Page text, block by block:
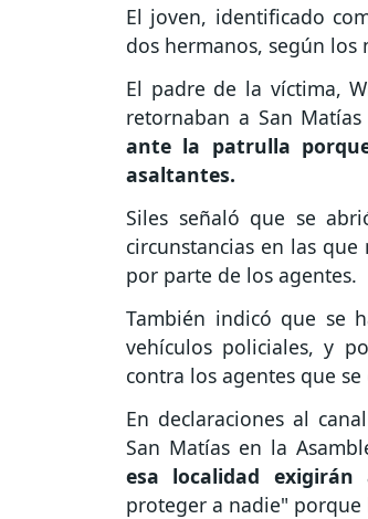
El joven, identificado
dos hermanos, según los
El padre de la víctima,
retornaban a San Matías
ante la patrulla
asaltantes.
Siles señaló que se
circunstancias en las
por parte de los agentes.
También indicó que se
vehículos policiales, y
contra los agentes que
En declaraciones al
San Matías en la
esa localidad
proteger a nadie"